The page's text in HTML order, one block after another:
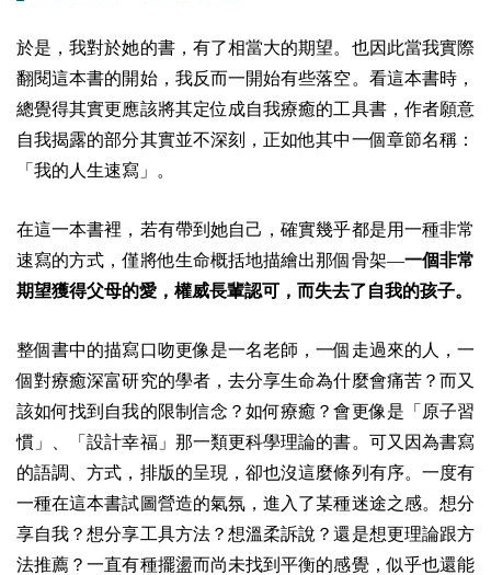
於是，我對於她的書，有了相當大的期望。也因此當我實際
翻閱這本書的開始，我反而一開始有些落空。看這本書時，
總覺得其實更應該將其定位成自我療癒的工具書，作者願意
自我揭露的部分其實並不深刻，正如他其中一個章節名稱：
「我的人生速寫」。
在這一本書裡，若有帶到她自己，確實幾乎都是用一種非常
速寫的方式，僅將他生命概括地描繪出那個骨架—一個非常
期望獲得父母的愛，權威長輩認可，而失去了自我的孩子。
整個書中的描寫口吻更像是一名老師，一個走過來的人，一
個對療癒深富研究的學者，去分享生命為什麼會痛苦？而又
該如何找到自我的限制信念？如何療癒？會更像是「原子習
慣」、「設計幸福」那一類更科學理論的書。可又因為書寫
的語調、方式，排版的呈現，卻也沒這麼條列有序。一度有
一種在這本書試圖營造的氣氛，進入了某種迷途之感。想分
享自我？想分享工具方法？想溫柔訴說？還是想更理論跟方
法推薦？一直有種擺盪而尚未找到平衡的感覺，似乎也還能